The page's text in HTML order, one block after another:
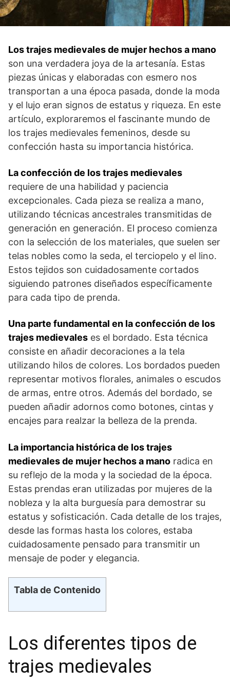
Los trajes medievales‌ de mujer hechos⁤ a mano
son ⁤una verdadera joya de la artesanía. Estas
piezas únicas y⁤ elaboradas con esmero nos
transportan a ⁤una época pasada, donde⁤ la‍ moda
y el lujo eran signos de estatus y riqueza. ⁢En este
artículo, exploraremos​ el ⁤fascinante mundo de
⁤los trajes medievales femeninos, desde su
confección hasta su‌ importancia‍ histórica.
La‌ confección de‍ los trajes medievales
requiere ‍de una ‌habilidad y paciencia‍
excepcionales. Cada pieza se realiza ‍a mano,
utilizando técnicas ancestrales transmitidas ⁤de
generación en generación. El proceso comienza
con la selección de los materiales, que suelen ser
telas nobles como la seda, el terciopelo y el lino.
Estos‌ tejidos son cuidadosamente cortados
siguiendo ⁤patrones diseñados específicamente
para cada tipo de prenda.
Una parte ⁤fundamental en la confección de los
trajes medievales es el bordado. Esta técnica
consiste en añadir decoraciones a‌ la tela ​
utilizando hilos de colores. Los bordados pueden
representar motivos florales, animales⁢ o escudos
de armas, entre otros. Además del bordado, se
pueden añadir ‌adornos como botones, cintas y
encajes para ⁣realzar la belleza de la prenda.
La importancia​ histórica de los trajes
medievales de mujer hechos⁢ a mano radica​ en
su reflejo de la moda‍ y la sociedad de⁤ la época.
Estas prendas eran utilizadas por‍ mujeres de la
nobleza y la alta burguesía ⁢para demostrar su
⁤estatus y sofisticación. ‌Cada detalle de los trajes,
desde las formas hasta los colores, estaba
cuidadosamente pensado⁢ para transmitir un⁣
mensaje de⁤ poder⁣ y elegancia.
Tabla de Contenido
Los ⁤diferentes tipos de
trajes medievales